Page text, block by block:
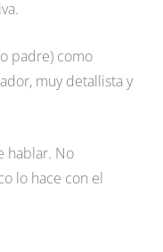
padre) como
muy detallista y
hablar. No
lo hace con el